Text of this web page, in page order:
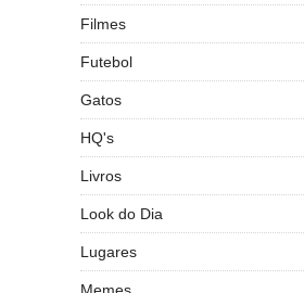
Filmes
Futebol
Gatos
HQ's
Livros
Look do Dia
Lugares